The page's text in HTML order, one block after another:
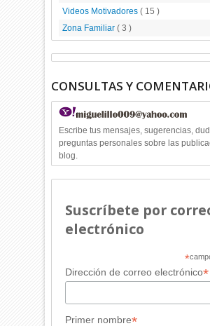
Videos Motivadores( 15 )
Zona Familiar( 3 )
CONSULTAS Y
Escribe tus mensajes, sugerencias,
preguntas personales sobre las
blog.
Suscríbete por
electrónico
*
Dirección de correo electrónico*
Primer nombre*